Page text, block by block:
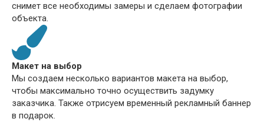
снимет все необходимы замеры и сделаем фотографии
объекта.
Макет на выбор
Мы создаем несколько вариантов макета на выбор,
чтобы максимально точно осуществить задумку
заказчика. Также отрисуем временный рекламный баннер
в подарок.